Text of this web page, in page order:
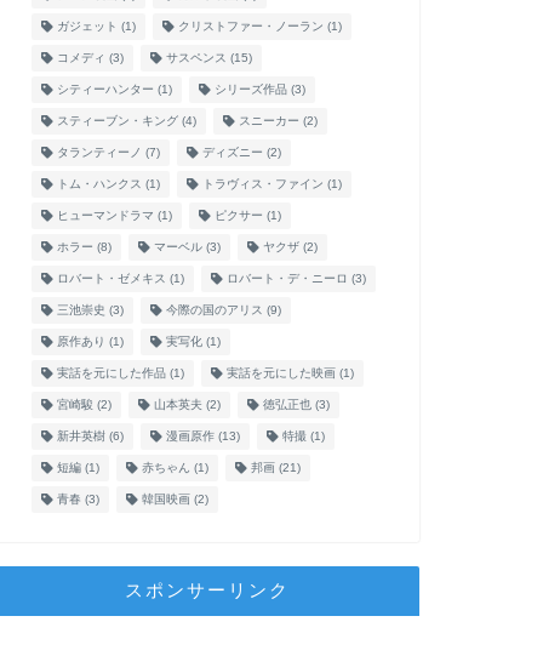
ガジェット (1) クリストファー・ノーラン (1)
コメディ (3) サスペンス (15)
シティーハンター (1) シリーズ作品(3)
スティーブン・キング(4) スニーカー (2)
タランティーノ (7) ディズニー (2)
トム・ハンクス (1) トラヴィス・ファイン (1)
ヒューマンドラマ (1) ピクサー (1)
ホラー (8) マーベル(3) ヤクザ(2)
ロバート・ゼメキス (1) ロバート・デ・ニーロ (3)
三池崇史 (3) 今際の国のアリス (9)
原作あり (1) 実写化(1)
実話を元にした作品(1) 実話を元にした映画(1)
宮崎駿 (2) 山本英夫 (2) 徳弘正也 (3)
新井英樹(6) 漫画原作(13) 特撮(1)
短編(1) 赤ちゃん (1) 邦画(21)
青春 (3) 韓国映画(2)
スポンサーリンク